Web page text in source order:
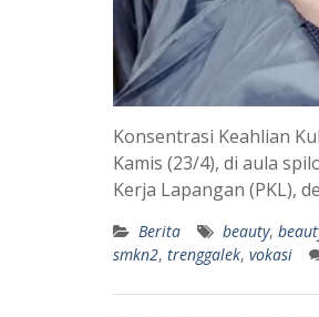
Konsentrasi Keahlian
Kamis (23/4), di aula
Kerja Lapangan (PKL),
Berita beauty,
smkn2, trenggalek, vokasi